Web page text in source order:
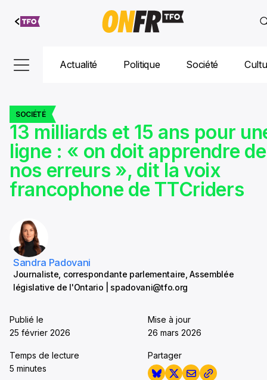
Aller au
contenu
Actualité Politique Société
SOCIÉTÉ
13 milliards et 15 ans pour
ligne : « on doit apprendre de
nos erreurs », dit la voix
francophone de TTCriders
Sandra Padovani
Journaliste, correspondante parlementaire, Assemblée
législative de l'Ontario | spadovani@tfo.org
Publié le
25 février 2026
Mise à jour
26 mars 2026
Temps de lecture
5 minutes
Partager